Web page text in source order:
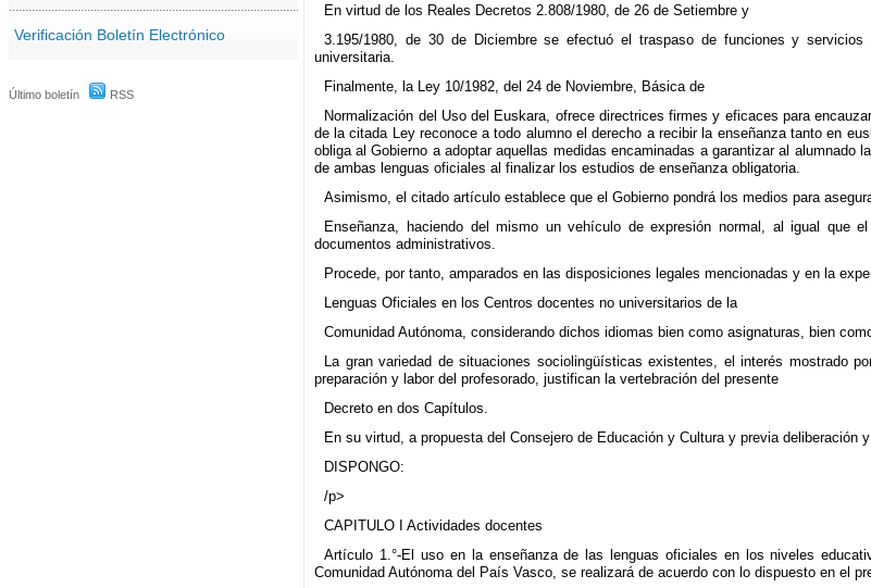
Verificación Boletín Electrónico
Último boletín RSS
En virtud de los Reales Decretos 2.808/1980, de 26 de Setiembre y
3.195/1980, de 30 de Diciembre se efectuó el traspaso de funciones y
universitaria.
Finalmente, la Ley 10/1982, del 24 de Noviembre, Básica de
Normalización del Uso del Euskara, ofrece directrices firmes y eficaces para
de la citada Ley reconoce a todo alumno el derecho a recibir la enseñanza tanto en
obliga al Gobierno a adoptar aquellas medidas encaminadas a garantizar al
de ambas lenguas oficiales al finalizar los estudios de enseñanza obligatoria.
Asimismo, el citado artículo establece que el Gobierno pondrá los medios para
Enseñanza, haciendo del mismo un vehículo de expresión normal, al igual
documentos administrativos.
Procede, por tanto, amparados en las disposiciones legales mencionadas y en la
Lenguas Oficiales en los Centros docentes no universitarios de la
Comunidad Autónoma, considerando dichos idiomas bien como asignaturas, bien
La gran variedad de situaciones sociolingüísticas existentes, el interés mostrado
preparación y labor del profesorado, justifican la vertebración del presente
Decreto en dos Capítulos.
En su virtud, a propuesta del Consejero de Educación y Cultura y previa deliberación
DISPONGO:
/p>
CAPITULO I Actividades docentes
Artículo 1.°-El uso en la enseñanza de las lenguas oficiales en los niveles
Comunidad Autónoma del País Vasco, se realizará de acuerdo con lo dispuesto en el